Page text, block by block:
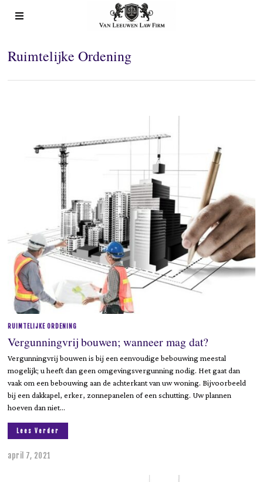
Ruimtelijke Ordening
RUIMTELIJKE ORDENING
Vergunningvrij bouwen; wanneer mag dat?
Vergunningvrij bouwen is bij een eenvoudige bebouwing meestal
mogelijk; u heeft dan geen omgevingsvergunning nodig. Het gaat dan
vaak om een bebouwing aan de achterkant van uw woning. Bijvoorbeeld
bij een dakkapel, erker, zonnepanelen of een schutting. Uw plannen
hoeven dan niet…
Lees Verder
april 7, 2021